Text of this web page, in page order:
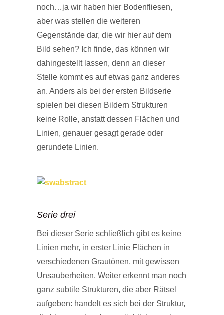
noch…ja wir haben hier Bodenfliesen,
aber was stellen die weiteren
Gegenstände dar, die wir hier auf dem
Bild sehen? Ich finde, das können wir
dahingestellt lassen, denn an dieser
Stelle kommt es auf etwas ganz anderes
an. Anders als bei der ersten Bildserie
spielen bei diesen Bildern Strukturen
keine Rolle, anstatt dessen Flächen und
Linien, genauer gesagt gerade oder
gerundete Linien.
Serie drei
Bei dieser Serie schließlich gibt es keine
Linien mehr, in erster Linie Flächen in
verschiedenen Grautönen, mit gewissen
Unsauberheiten. Weiter erkennt man noch
ganz subtile Strukturen, die aber Rätsel
aufgeben: handelt es sich bei der Struktur,